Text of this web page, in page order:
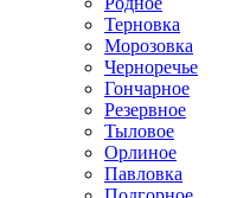
Терновка
Морозовка
Черноречье
Гончарное
Резервное
Тыловое
Орлиное
Павловка